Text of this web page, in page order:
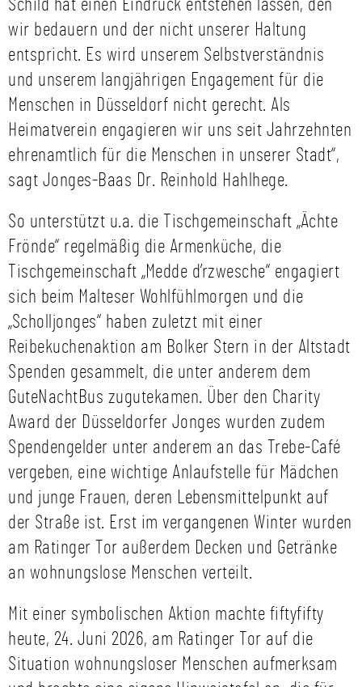
Schild hat einen Eindruck entstehen lassen, den
wir bedauern und der nicht unserer Haltung
entspricht. Es wird unserem Selbstverständnis
und unserem langjährigen Engagement für die
Menschen in Düsseldorf nicht gerecht. Als
Heimatverein engagieren wir uns seit Jahrzehnten
ehrenamtlich für die Menschen in unserer Stadt“,
sagt Jonges-Baas Dr. Reinhold Hahlhege.
So unterstützt u.a. die Tischgemeinschaft „Ächte
Frönde“ regelmäßig die Armenküche, die
Tischgemeinschaft „Medde d’rzwesche“ engagiert
sich beim Malteser Wohlfühlmorgen und die
„Scholljonges“ haben zuletzt mit einer
Reibekuchenaktion am Bolker Stern in der Altstadt
Spenden gesammelt, die unter anderem dem
GuteNachtBus zugutekamen. Über den Charity
Award der Düsseldorfer Jonges wurden zudem
Spendengelder unter anderem an das Trebe-Café
vergeben, eine wichtige Anlaufstelle für Mädchen
und junge Frauen, deren Lebensmittelpunkt auf
der Straße ist. Erst im vergangenen Winter wurden
am Ratinger Tor außerdem Decken und Getränke
an wohnungslose Menschen verteilt.
Mit einer symbolischen Aktion machte fiftyfifty
heute, 24. Juni 2026, am Ratinger Tor auf die
Situation wohnungsloser Menschen aufmerksam